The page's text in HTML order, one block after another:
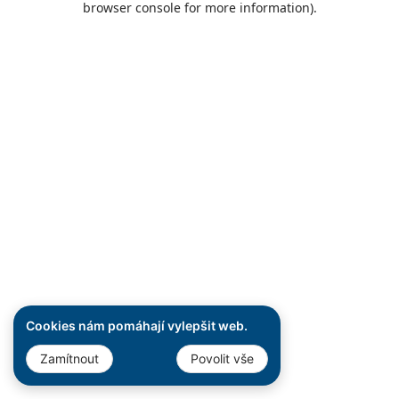
Cookies nám pomáhají vylepšit web.
Zamítnout Povolit vše
browser console for more information).